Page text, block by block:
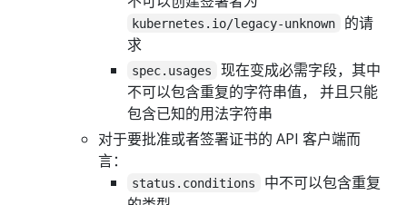
kubernetes.io/legacy-unknown
的请
求
spec.usages
现在变成必需字段，其中
不可以包含重复的字符串值， 并且只能
包含已知的用法字符串
对于要批准或者签署证书的 API 客户端而
言：
status.conditions
中不可以包含重复